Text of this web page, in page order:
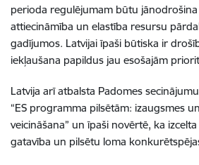
perioda regulējumam būtu jānodrošina
attiecināmība un elastība resursu
gadījumos. Latvijai īpaši būtiska ir
iekļaušana papildus jau esošajām
Latvija arī atbalsta Padomes
“ES programma pilsētām: izaugsmes
veicināšana” un īpaši novērtē, ka
gatavība un pilsētu loma